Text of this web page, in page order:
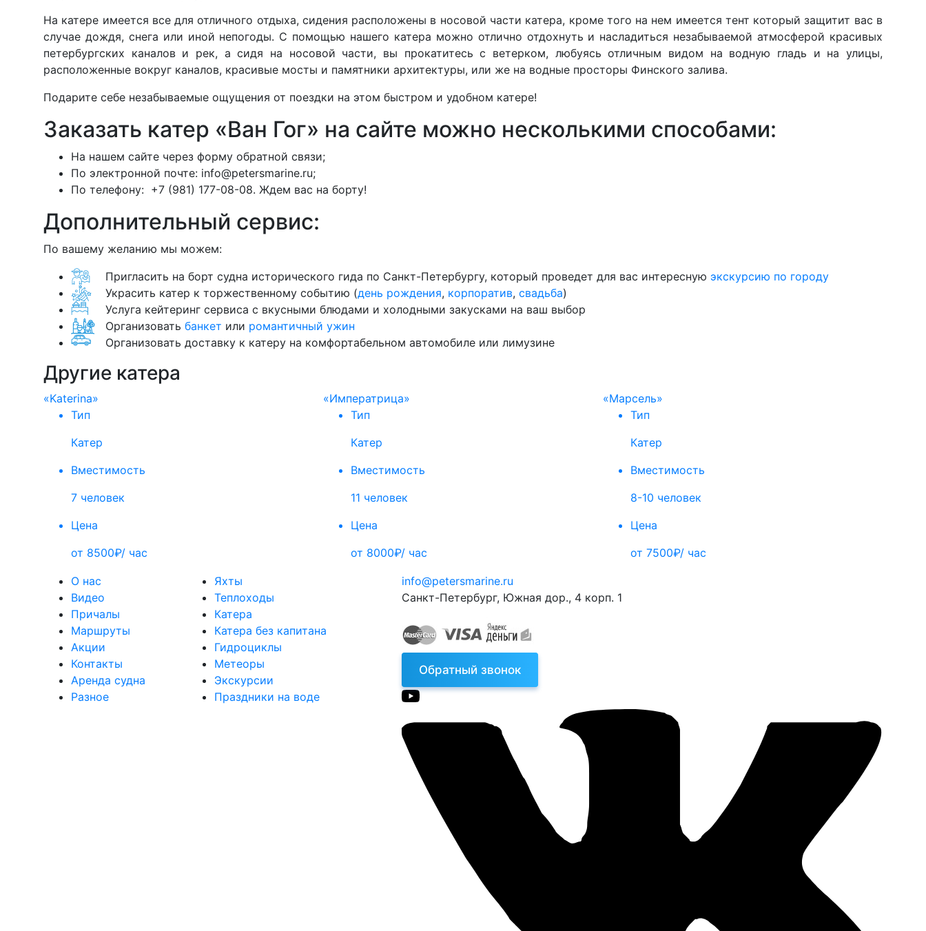
На катере имеется все для отличного отдыха, сидения расположены в носовой части катера, кроме того на нем имеется тент который защитит вас в
случае дождя, снега или иной непогоды. С помощью нашего катера можно отлично отдохнуть и насладиться незабываемой атмосферой красивых
петербургских каналов и рек, а сидя на носовой части, вы прокатитесь с ветерком, любуясь отличным видом на водную гладь и на улицы,
расположенные вокруг каналов, красивые мосты и памятники архитектуры, или же на водные просторы Финского залива.
Подарите себе незабываемые ощущения от поездки на этом быстром и удобном катере!
Заказать катер «Ван Гог» на сайте можно несколькими способами:
На нашем сайте через форму обратной связи;
По электронной почте: info@petersmarine.ru;
По телефону: +7 (981) 177-08-08. Ждем вас на борту!
Дополнительный сервис:
По вашему желанию мы можем:
Пригласить на борт судна исторического гида по Санкт-Петербургу, который проведет для вас интересную экскурсию по городу
Украсить катер к торжественному событию (день рождения, корпоратив, свадьба)
Услуга кейтеринг сервиса с вкусными блюдами и холодными закусками на ваш выбор
Организовать банкет или романтичный ужин
Организовать доставку к катеру на комфортабельном автомобиле или лимузине
Другие катера
«Katerina»
Тип
Катер
Вместимость
7 человек
Цена
от 8500₽/ час
«Императрица»
Тип
Катер
Вместимость
11 человек
Цена
от 8000₽/ час
«Марсель»
Тип
Катер
Вместимость
8-10 человек
Цена
от 7500₽/ час
О нас
Видео
Причалы
Маршруты
Акции
Контакты
Аренда судна
Разное
Яхты
Теплоходы
Катера
Катера без капитана
Гидроциклы
Метеоры
Экскурсии
Праздники на воде
info@petersmarine.ru
Санкт-Петербург, Южная дор., 4 корп. 1
Обратный звонок